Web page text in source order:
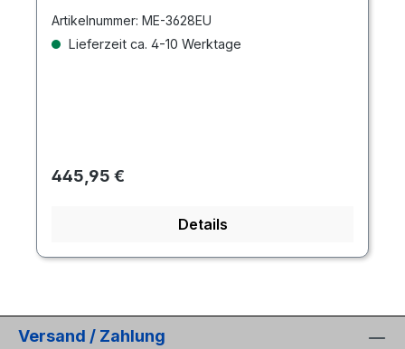
Artikelnummer: ME-3628EU
Lieferzeit ca. 4-10 Werktage
Regulärer Preis:
445,95 €
Details
Versand / Zahlung